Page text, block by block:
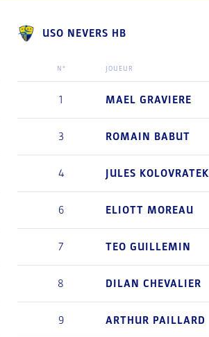
USO NEVERS HB
N° JOUEUR
1 MAEL GRAVIERE
3 ROMAIN BABUT
4 JULES KOLOVRATEK
6 ELIOTT MOREAU
7 TEO GUILLEMIN
8 DILAN CHEVALIER
9 ARTHUR PAILLARD